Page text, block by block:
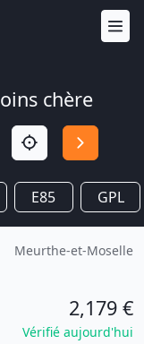
chère
E85 GPL
Meurthe-et-Moselle
2,179 €
Vérifié aujourd'hui